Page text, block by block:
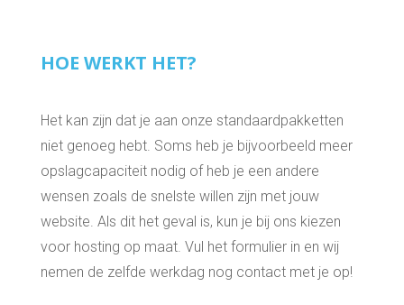
HOE WERKT HET?
Het kan zijn dat je aan onze standaardpakketten
niet genoeg hebt. Soms heb je bijvoorbeeld meer
opslagcapaciteit nodig of heb je een andere
wensen zoals de snelste willen zijn met jouw
website. Als dit het geval is, kun je bij ons kiezen
voor hosting op maat. Vul het formulier in en wij
nemen de zelfde werkdag nog contact met je op!